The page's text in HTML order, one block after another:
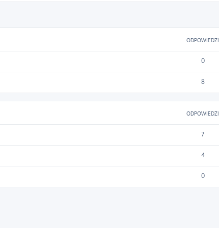
ODPOWIEDZI
0
8
ODPOWIEDZI
7
4
0